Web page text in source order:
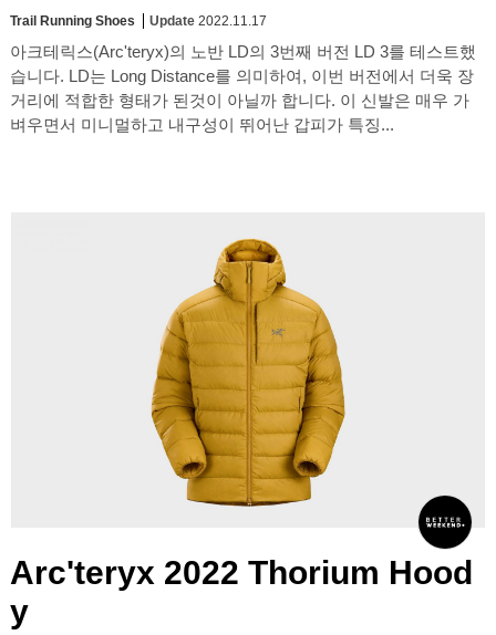
Trail Running Shoes Update 2022.11.17
아크테릭스(Arc'teryx)의 노반 LD의 3번째 버전 LD 3를 테스트했
습니다. LD는 Long Distance를 의미하여, 이번 버전에서 더욱 장
거리에 적합한 형태가 된것이 아닐까 합니다. 이 신발은 매우 가
벼우면서 미니멀하고 내구성이 뛰어난 갑피가 특징...
Arc'teryx 2022 Thorium Hood
y